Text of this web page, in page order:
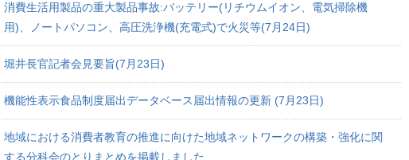
消費生活用製品の重大製品事故:バッテリー(リチウムイオン、電気掃除機
用)、ノートパソコン、高圧洗浄機(充電式)で火災等(7月24日)
堀井長官記者会見要旨(7月23日)
機能性表示食品制度届出データベース届出情報の更新 (7月23日)
地域における消費者教育の推進に向けた地域ネットワークの構築・強化に関
する分科会のとりまとめを掲載しました